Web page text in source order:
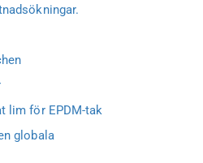
lim för EPDM-tak
globala